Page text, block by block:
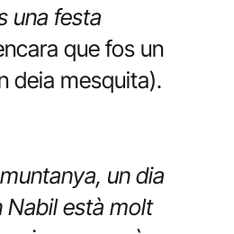
una festa
que fos un
deia mesquita).
un dia
està molt